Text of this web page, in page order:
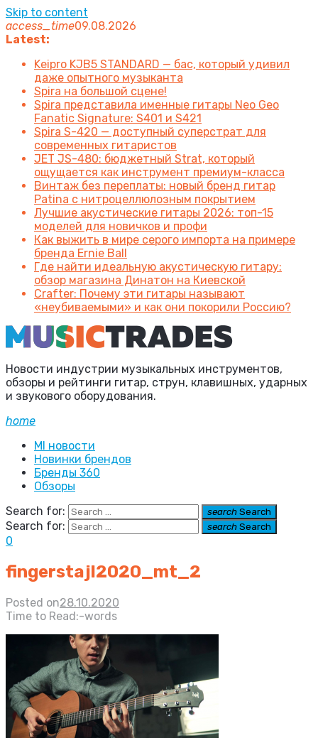
Skip to content
access_time09.08.2026
Latest:
Keipro KJB5 STANDARD — бас, который удивил
даже опытного музыканта
Spira на большой сцене!
Spira представила именные гитары Neo Geo
Fanatic Signature: S401 и S421
Spira S-420 — доступный суперстрат для
современных гитаристов
JET JS-480: бюджетный Strat, который
ощущается как инструмент премиум-класса
Винтаж без переплаты: новый бренд гитар
Patina с нитроцеллюлозным покрытием
Лучшие акустические гитары 2026: топ-15
моделей для новичков и профи
Как выжить в мире серого импорта на примере
бренда Ernie Ball
Где найти идеальную акустическую гитару:
обзор магазина Динатон на Киевской
Crafter: Почему эти гитары называют
«неубиваемыми» и как они покорили Россию?
Новости индустрии музыкальных инструментов,
обзоры и рейтинги гитар, струн, клавишных, ударных
и звукового оборудования.
home
MI новости
Новинки брендов
Бренды 360
Обзоры
Search for:
search Search
Search for: search Search
0
fingerstajl2020_mt_2
Posted on28.10.2020
Time to Read:-words